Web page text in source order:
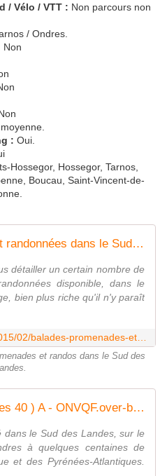
/ Vélo / VTT : Non parcours non
/ Ondres.
Non
: Oui.
Hossegor, Hossegor, Tarnos,
Boucau, Saint-Vincent-de-
Balades, promenades et randonnées dans le Sud des Landes - ONVQF.over-blog.com
détailler un certain nombre de
disponible, dans le
bien plus riche qu'il n'y paraît
et randos dans le Sud des
Étang de Garros ( Landes 40 ) A - ONVQF.over-blog.com
le Sud des Landes, sur le
à quelques centaines de
et des Pyrénées-Atlantiques.